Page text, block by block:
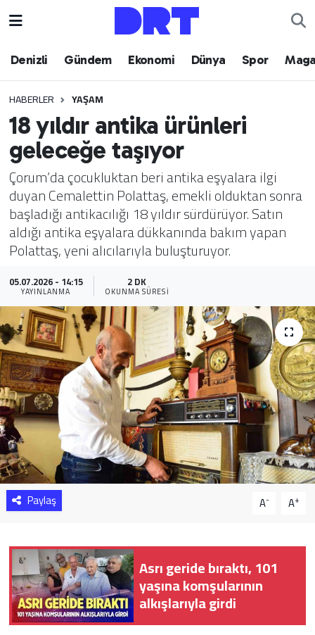
Denizli Gündem Ekonomi Dünya Spor
HABERLER YAŞAM
18 yıldır antika ürünleri
geleceğe taşıyor
Çorum’da çocukluktan beri antika eşyalara ilgi
duyan Cemalettin Polattaş, emekli olduktan sonra
başladığı antikacılığı 18 yıldır sürdürüyor. Satın
aldığı antika eşyalara dükkanında bakım yapan
Polattaş, yeni alıcılarıyla buluşturuyor.
05.07.2026 - 14:15
YAYINLANMA
2 DK
OKUNMA SÜRESI
Paylaş A- A+
Asrı geride bıraktı, 101
yaşına komşularının
alkışlarıyla girdi
Denizli
Ekonomi
Dünya
Spor
Magazin
Yaşam
Sağlık
Yazarlar
Resmi İlan
Resmi Reklam
Hava Durumu
Puan Durumu ve Fikstür
Tüm Manşetler
Son Dakika Haberleri
Haber Arşivi